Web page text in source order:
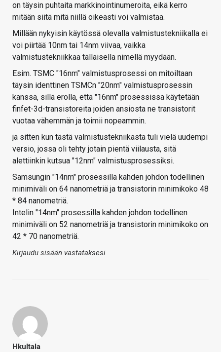
on täysin puhtaita markkinointinumeroita, eikä kerro
mitään siitä mitä niillä oikeasti voi valmistaa.
Millään nykyisin käytössä olevalla valmistustekniikalla ei
voi piirtää 10nm tai 14nm viivaa, vaikka
valmistustekniikkaa tällaisella nimellä myydään.
Esim. TSMC "16nm" valmistusprosessi on mitoiltaan
täysin identtinen TSMCn "20nm" valmistusprosessin
kanssa, sillä erolla, että "16nm" prosessissa käytetään
finfet-3d-transistoreita joiden ansiosta ne transistorit
vuotaa vähemmän ja toimii nopeammin.
ja sitten kun tästä valmistustekniikasta tuli vielä uudempi
versio, jossa oli tehty jotain pientä viilausta, sitä
alettiinkin kutsua "12nm" valmistusprosessiksi.
Samsungin "14nm" prosessilla kahden johdon todellinen
minimiväli on 64 nanometriä ja transistorin minimikoko 48
* 84 nanometriä.
Intelin "14nm" prosessilla kahden johdon todellinen
minimiväli on 52 nanometriä ja transistorin minimikoko on
42 * 70 nanometriä.
Kirjaudu sisään vastataksesi
Hkultala